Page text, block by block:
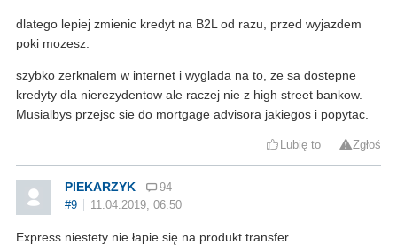
dlatego lepiej zmienic kredyt na B2L od razu, przed wyjazdem
poki mozesz.
szybko zerknalem w internet i wyglada na to, ze sa dostepne
kredyty dla nierezydentow ale raczej nie z high street bankow.
Musialbys przejsc sie do mortgage advisora jakiegos i popytac.
Lubię to Zgłoś
PIEKARZYK
94
#9
11.04.2019, 06:50
Express niestety nie łapie się na produkt transfer